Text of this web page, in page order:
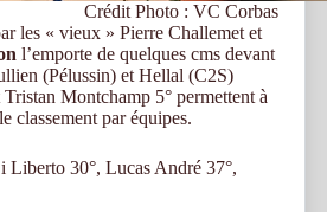
Crédit Photo : VC Corbas
les « vieux » Pierre Challemet et
l’emporte de quelques cms devant
(Pélussin) et Hellal (C2S)
Montchamp 5° permettent à
classement par équipes.
30°, Lucas André 37°,